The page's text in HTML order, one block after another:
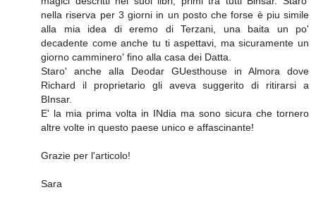
nella riserva per 3 giorni in un posto che forse è piu simile
alla mia idea di eremo di Terzani, una baita un po'
decadente come anche tu ti aspettavi, ma sicuramente un
giorno camminero' fino alla casa dei Datta.
Staro' anche alla Deodar GUesthouse in Almora dove
Richard il proprietario gli aveva suggerito di ritirarsi a
BInsar.
E' la mia prima volta in INdia ma sono sicura che tornero
altre volte in questo paese unico e affascinante!
Grazie per l'articolo!
Sara